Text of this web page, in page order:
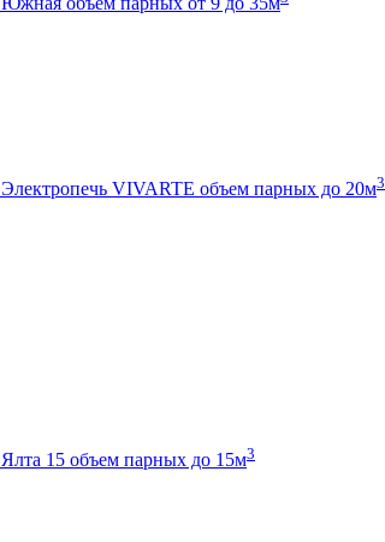
Электропечь VIVARTE объем парных до 20м3
Ялта 15 объем парных до 15м3